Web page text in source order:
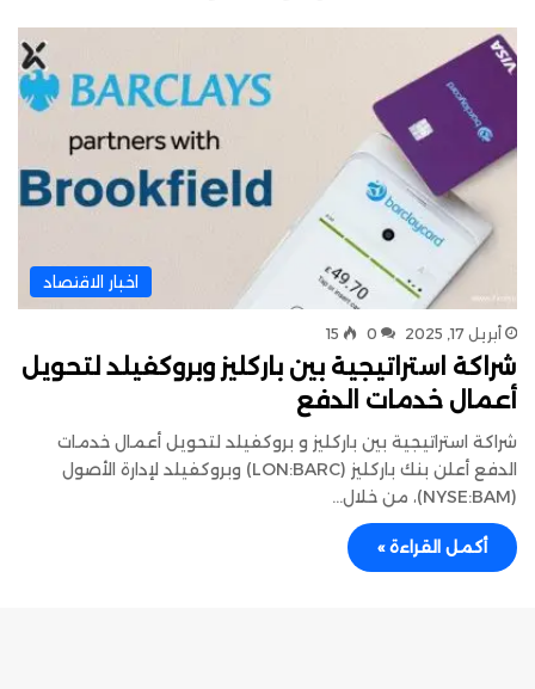
اخبار الاقتصاد
أبريل 17, 2025 0
15
شراكة استراتيجية بين باركليز وبروكفيلد لتحويل
أعمال خدمات الدفع
شراكة استراتيجية بين باركليز و بروكفيلد لتحويل أعمال خدمات
الدفع أعلن بنك باركليز (LON:BARC) وبروكفيلد لإدارة الأصول
(NYSE:BAM)، من خلال…
أكمل القراءة »